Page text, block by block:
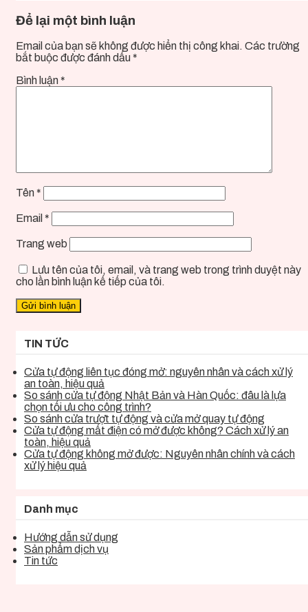
Để lại một bình luận
Email của bạn sẽ không được hiển thị công khai. Các trường
bắt buộc được đánh dấu *
Bình luận *
Tên *
Email *
Trang web
Lưu tên của tôi, email, và trang web trong trình duyệt này
cho lần bình luận kế tiếp của tôi.
TIN TỨC
Cửa tự động liên tục đóng mở: nguyên nhân và cách xử lý
an toàn, hiệu quả
So sánh cửa tự động Nhật Bản và Hàn Quốc: đâu là lựa
chọn tối ưu cho công trình?
So sánh cửa trượt tự động và cửa mở quay tự động
Cửa tự động mất điện có mở được không? Cách xử lý an
toàn, hiệu quả
Cửa tự động không mở được: Nguyên nhân chính và cách
xử lý hiệu quả
Danh mục
Hướng dẫn sử dụng
Sản phẩm dịch vụ
Tin tức